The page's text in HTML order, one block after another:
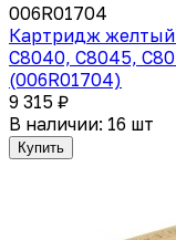
006R01704
Картридж желтый
C8040, C8045,
(006R01704)
9 315 ₽
В наличии: 16 шт
Купить